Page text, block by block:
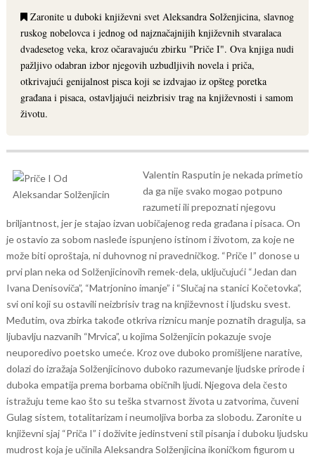
Zaronite u duboki književni svet Aleksandra Solženjicina, slavnog
ruskog nobelovca i jednog od najznačajnijih književnih stvaralaca
dvadesetog veka, kroz očaravajuću zbirku "Priče I". Ova knjiga nudi
pažljivo odabran izbor njegovih uzbudljivih novela i priča,
otkrivajući genijalnost pisca koji se izdvajao iz opšteg poretka
građana i pisaca, ostavljajući neizbrisiv trag na književnosti i samom
životu.
Valentin Rasputin je nekada primetio
da ga nije svako mogao potpuno
razumeti ili prepoznati njegovu
briljantnost, jer je stajao izvan uobičajenog reda građana i pisaca. On
je ostavio za sobom nasleđe ispunjeno istinom i životom, za koje ne
može biti oproštaja, ni duhovnog ni pravedničkog. “Priče I” donose u
prvi plan neka od Solženjicinovih remek-dela, uključujući “Jedan dan
Ivana Denisoviča”, “Matrjonino imanje” i “Slučaj na stanici Kočetovka”,
svi oni koji su ostavili neizbrisiv trag na književnost i ljudsku svest.
Međutim, ova zbirka takođe otkriva riznicu manje poznatih dragulja, sa
ljubavlju nazvanih “Mrvica”, u kojima Solženjicin pokazuje svoje
neuporedivo poetsko umeće. Kroz ove duboko promišljene narative,
dolazi do izražaja Solženjicinovo duboko razumevanje ljudske prirode i
duboka empatija prema borbama običnih ljudi. Njegova dela često
istražuju teme kao što su teška stvarnost života u zatvorima, čuveni
Gulag sistem, totalitarizam i neumoljiva borba za slobodu. Zaronite u
književni sjaj “Priča I” i doživite jedinstveni stil pisanja i duboku ljudsku
mudrost koja je učinila Aleksandra Solženjicina ikoničkom figurom u